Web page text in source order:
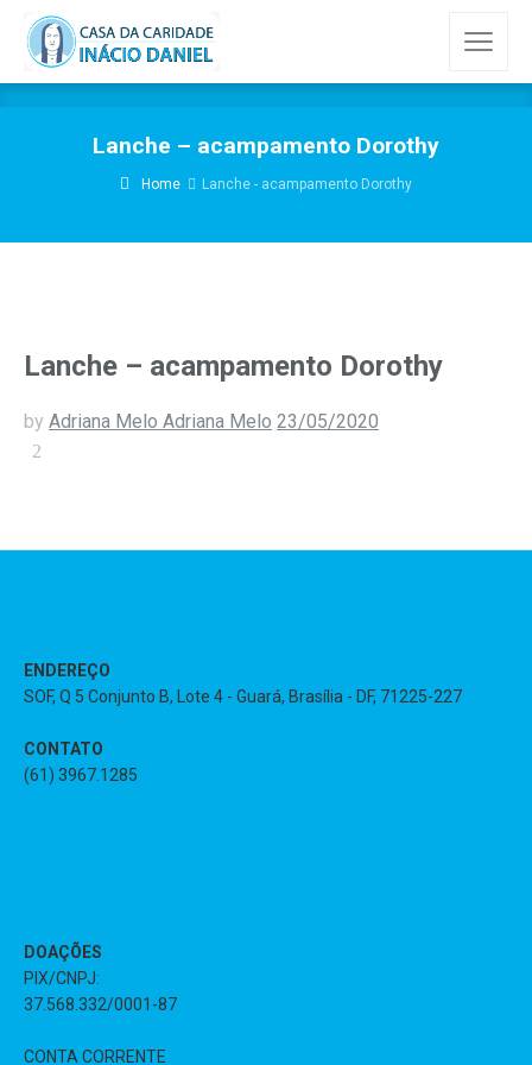
Lanche – acampamento Dorothy
Home Lanche - acampamento Dorothy
Lanche – acampamento Dorothy
by Adriana Melo Adriana Melo 23/05/2020
ENDEREÇO
SOF, Q 5 Conjunto B, Lote 4 - Guará, Brasília - DF, 71225-227
CONTATO
(61) 3967.1285
DOAÇÕES
PIX/CNPJ:
37.568.332/0001-87
CONTA CORRENTE